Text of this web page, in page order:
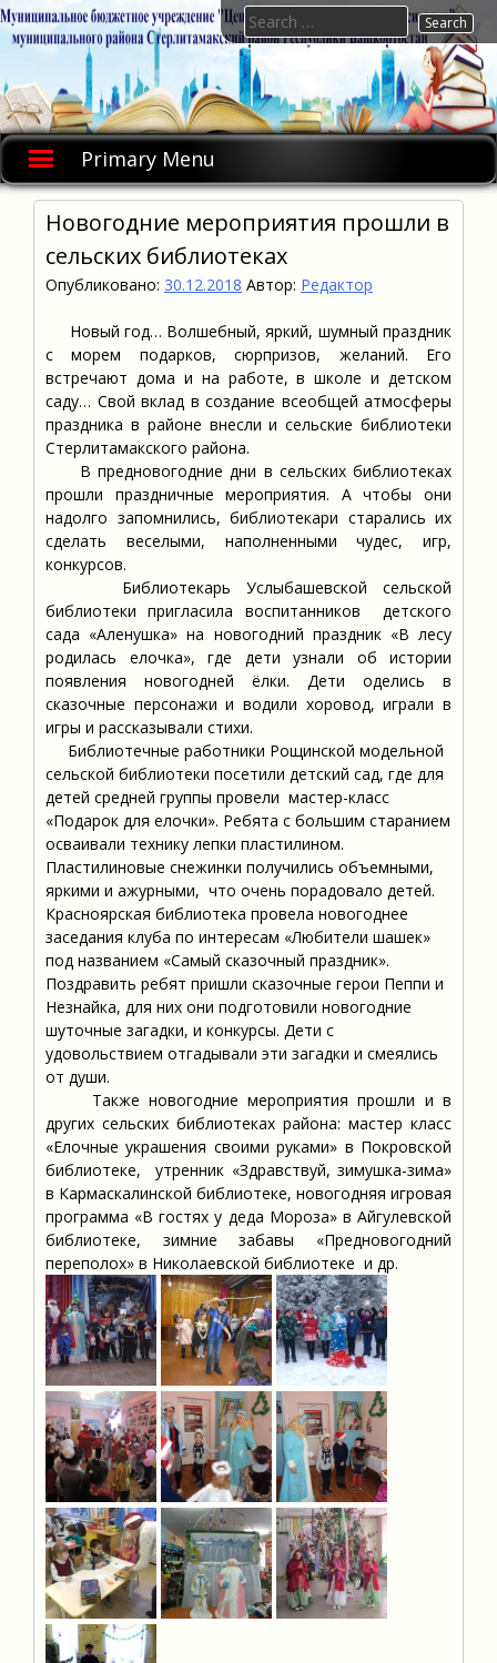
Skip
to
Primary Menu
Search
for:
Новогодние мероприятия прошли в
сельских библиотеках
Опубликовано: 30.12.2018 Автор: Редактор
Новый год… Волшебный, яркий, шумный праздник
с морем подарков, сюрпризов, желаний. Его
встречают дома и на работе, в школе и детском
саду… Свой вклад в создание всеобщей атмосферы
праздника в районе внесли и сельские библиотеки
Стерлитамакского района.
В предновогодние дни в сельских библиотеках
прошли праздничные мероприятия. А чтобы они
надолго запомнились, библиотекари старались их
сделать веселыми, наполненными чудес, игр,
конкурсов.
Библиотекарь Услыбашевской сельской
библиотеки пригласила воспитанников детского
сада «Аленушка» на новогодний праздник «В лесу
родилась елочка», где дети узнали об истории
появления новогодней ёлки. Дети оделись в
сказочные персонажи и водили хоровод, играли в
игры и рассказывали стихи.
Библиотечные работники Рощинской модельной
сельской библиотеки посетили детский сад, где для
детей средней группы провели мастер-класс
«Подарок для елочки». Ребята с большим старанием
осваивали технику лепки пластилином.
Пластилиновые снежинки получились объемными,
яркими и ажурными, что очень порадовало детей.
Красноярская библиотека провела новогоднее
заседания клуба по интересам «Любители шашек»
под названием «Самый сказочный праздник».
Поздравить ребят пришли сказочные герои Пеппи и
Незнайка, для них они подготовили новогодние
шуточные загадки, и конкурсы. Дети с
удовольствием отгадывали эти загадки и смеялись
от души.
Также новогодние мероприятия прошли и в
других сельских библиотеках района: мастер класс
«Елочные украшения своими руками» в Покровской
библиотеке, утренник «Здравствуй, зимушка-зима»
в Кармаскалинской библиотеке, новогодняя игровая
программа «В гостях у деда Мороза» в Айгулевской
библиотеке, зимние забавы «Предновогодний
переполох» в Николаевской библиотеке и др.